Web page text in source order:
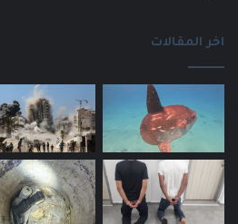
اخر المقالات